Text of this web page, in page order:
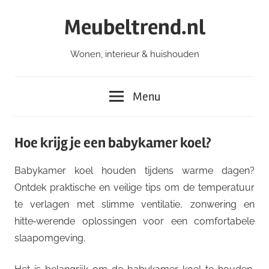
Meubeltrend.nl
Wonen, interieur & huishouden
Menu
Hoe krijg je een babykamer koel?
Babykamer koel houden tijdens warme dagen?
Ontdek praktische en veilige tips om de temperatuur
te verlagen met slimme ventilatie, zonwering en
hitte‑werende oplossingen voor een comfortabele
slaapomgeving.